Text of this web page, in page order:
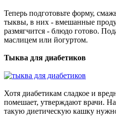
Теперь подготовьте форму,
тыквы, в них - вмешанные
размягчится - блюдо готово.
маслицем или йогуртом.
Тыква для диабетиков
Хотя диабетикам сладкое и
помешает, утверждают врачи.
такую диетическую кашку